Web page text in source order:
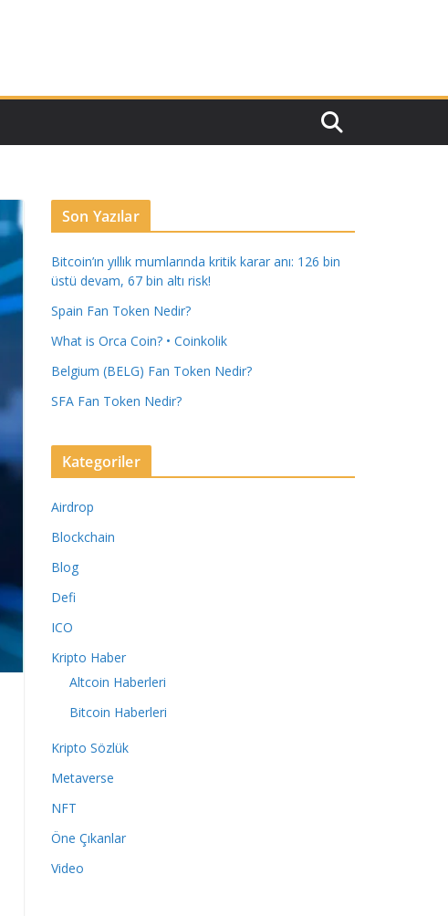
Son Yazılar
Bitcoin’ın yıllık mumlarında kritik karar anı: 126 bin
üstü devam, 67 bin altı risk!
Spain Fan Token Nedir?
What is Orca Coin? • Coinkolik
Belgium (BELG) Fan Token Nedir?
SFA Fan Token Nedir?
Kategoriler
Airdrop
Blockchain
Blog
Defi
ICO
Kripto Haber
Altcoin Haberleri
Bitcoin Haberleri
Kripto Sözlük
Metaverse
NFT
Öne Çıkanlar
Video